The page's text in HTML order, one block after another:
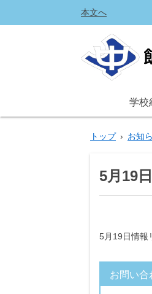
本文へ
学校
トップ › お知
5月19
5月19日情報
お問い合